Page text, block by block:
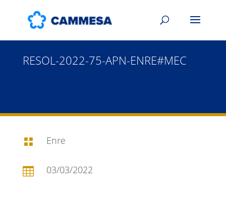
RESOL-2022-75-APN-ENRE#MEC
 Enre
 03/03/2022